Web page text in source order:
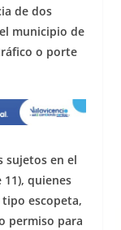
de dos
municipio de
o porte
sujetos en el
11), quienes
escopeta,
permiso para